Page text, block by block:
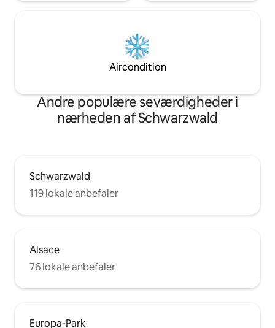
Aircondition
Andre populære seværdigheder i
nærheden af Schwarzwald
Schwarzwald
119 lokale anbefaler
Alsace
76 lokale anbefaler
Europa-Park